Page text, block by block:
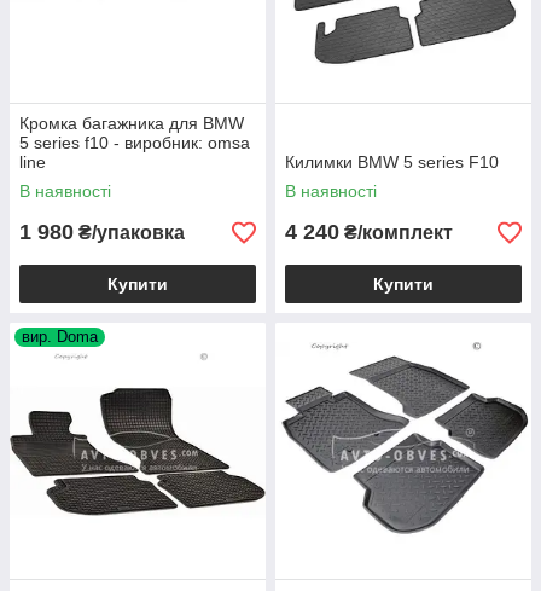
Кромка багажника для BMW
5 series f10 - виробник: omsa
line
В наявності
1 980 ₴/упаковка
Купити
Килимки BMW 5 series F10
В наявності
4 240 ₴/комплект
Купити
вир. Doma